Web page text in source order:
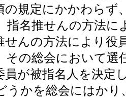
の規定にかかわらず
指名推せんの方法
せんの方法により
その総会において選
員が被指名人を決定
うかを総会にはか